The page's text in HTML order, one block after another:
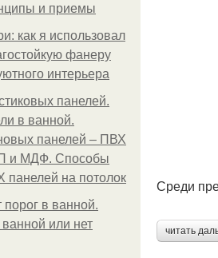
и приемы
как я использовал
фанеру
интерьера
панелей.
в ванной.
панелей – ПВХ
и МДФ. Способы
панелей на потолок
порог в ванной.
или нет
Среди
читать